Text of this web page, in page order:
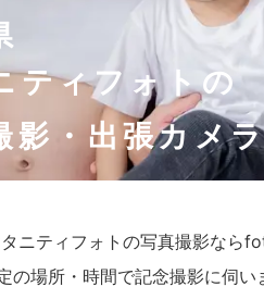
ティフォトの
影・出張カメ
ニティフォトの写真撮影なら
の場所・時間で記念撮影に伺